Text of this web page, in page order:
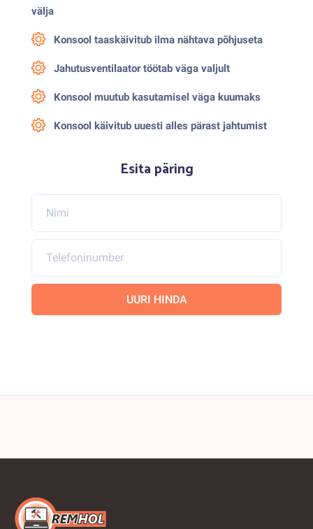
välja
Konsool taaskäivitub ilma nähtava põhjuseta
Jahutusventilaator töötab väga valjult
Konsool muutub kasutamisel väga kuumaks
Konsool käivitub uuesti alles pärast jahtumist
Esita päring